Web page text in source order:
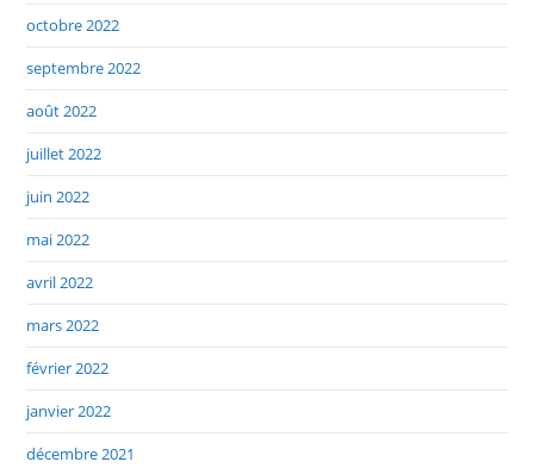
octobre 2022
septembre 2022
août 2022
juillet 2022
juin 2022
mai 2022
avril 2022
mars 2022
février 2022
janvier 2022
décembre 2021